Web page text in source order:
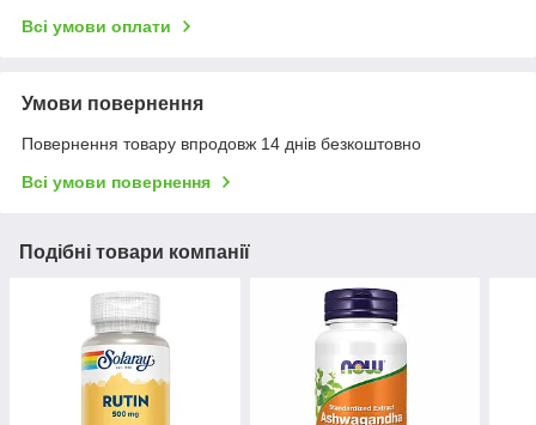
Всі умови оплати
Умови повернення
Повернення товару впродовж 14 днів безкоштовно
Всі умови повернення
Подібні товари компанії